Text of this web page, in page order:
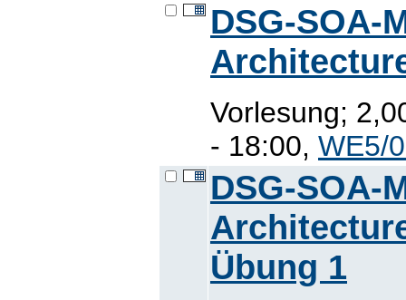
DSG-SOA-
Vorlesung;
- 18:00, WE5/
DSG-SOA-
Übung 1